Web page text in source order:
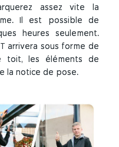
assez vite la
Il est possible de
heures seulement.
arrivera sous forme de
toit, les éléments de
la notice de pose.